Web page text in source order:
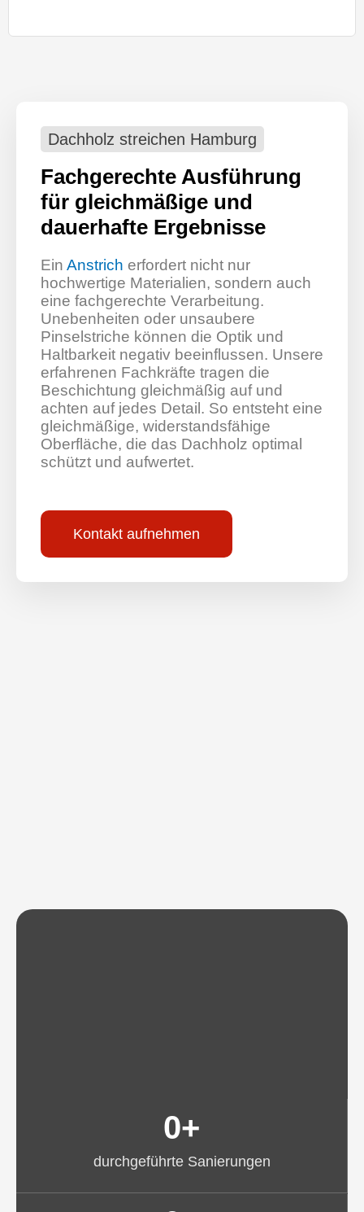
Dachholz streichen Hamburg
Fachgerechte Ausführung
für gleichmäßige und
dauerhafte Ergebnisse
Ein Anstrich erfordert nicht nur
hochwertige Materialien, sondern auch
eine fachgerechte Verarbeitung.
Unebenheiten oder unsaubere
Pinselstriche können die Optik und
Haltbarkeit negativ beeinflussen. Unsere
erfahrenen Fachkräfte tragen die
Beschichtung gleichmäßig auf und
achten auf jedes Detail. So entsteht eine
gleichmäßige, widerstandsfähige
Oberfläche, die das Dachholz optimal
schützt und aufwertet.
Kontakt aufnehmen
durchgeführte Sanierungen
0+